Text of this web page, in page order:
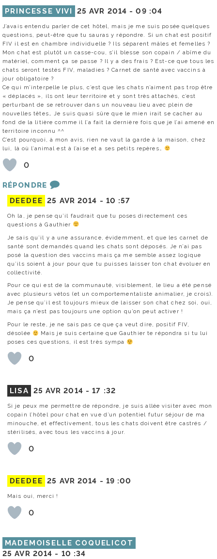
PRINCESSE VIVI 25 AVR 2014 -09 :04
J’avais entendu parler de cet hôtel, mais je me suis posée quelques
questions, peut-être que tu sauras y répondre. Si un chat est positif
FIV il est en chambre individuelle ? Ils séparent mâles et femelles ?
Mon chat est plutôt un casse-cou, s’il blesse son copain / abîme du
matériel, comment ça se passe ? Il y a des frais ? Est-ce que tous les
chats seront testés FIV, maladies ? Carnet de santé avec vaccins à
jour obligatoire ?
Ce qui m’interpelle le plus, c’est que les chats n’aiment pas trop être
« déplacés », ils ont leur territoire et y sont très attachés, c’est
perturbant de se retrouver dans un nouveau lieu avec plein de
nouvelles têtes… Je suis quasi sûre que le mien irait se cacher au
fond de la litière comme il l’a fait la dernière fois que je l’ai amené en
territoire inconnu ^^
C’est pourquoi, à mon avis, rien ne vaut la garde à la maison, chez
lui, là où l’animal est à l’aise et a ses petits repères…
0
RÉPONDRE
DEEDEE 25 AVR 2014 - 10 :57
Oh la, je pense qu’il faudrait que tu poses directement ces
questions à Gauthier
Je sais qu’il y a une assurance, évidemment, et que les carnet de
santé sont demandés quand les chats sont déposés. Je n’ai pas
posé la question des vaccins mais ça me semble assez logique
qu’ils soient à jour pour que tu puisses laisser ton chat évoluer en
collectivité.
Pour ce qui est de la communauté, visiblement, le lieu a été pensé
avec plusieurs vétos (et un comportementaliste animalier, je crois).
Je pense qu’il est toujours mieux de laisser son chat chez soi, oui,
mais ça n’est pas toujours une option qu’on peut activer !
Pour le reste, je ne sais pas ce que ça veut dire, positif FIV,
désolée
Mais je suis certaine que Gauthier te répondra si tu lui
poses ces questions, il est très sympa
0
LISA 25 AVR 2014 -17 :32
Si je peux me permettre de répondre, je suis allée visiter avec mon
copain l’hôtel pour chat en vue d’un potentiel futur séjour de ma
minouche, et effectivement, tous les chats doivent être castrés /
stérilisés, avec tous les vaccins à jour.
0
DEEDEE 25 AVR 2014 - 19 :00
Mais oui, merci !
0
MADEMOISELLE COQUELICOT
25 AVR 2014 - 10 :34